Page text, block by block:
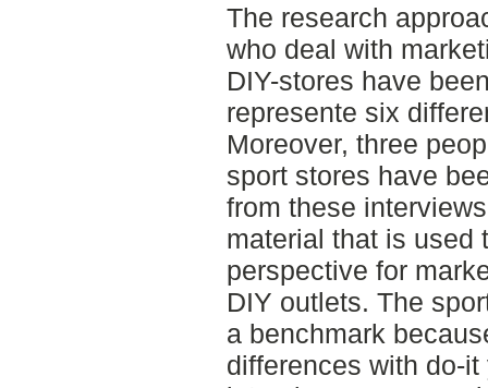
The research
who deal with
DIY-stores have
represente six
Moreover, three
sport stores have
from these
material that is used
perspective for
DIY outlets. The
a benchmark
differences with do-